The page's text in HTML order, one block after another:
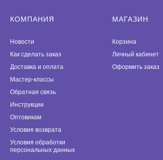
КОМПАНИЯ
Новости
Как сделать заказ
Доставка и оплата
Мастер-классы
Обратная связь
Инструкции
Оптовикам
Условия возврата
Условия обработки
персональных данных
МАГАЗИН
Корзина
Личный кабинет
Оформить заказ